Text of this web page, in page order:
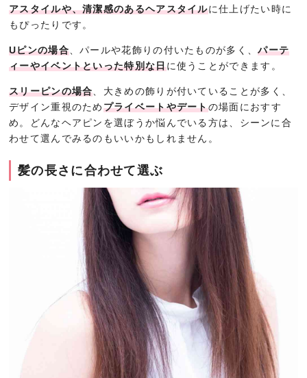
アスタイルや、清潔感のあるヘアスタイルに仕上げたい時に
もぴったりです。
Uピンの場合、パールや花飾りの付いたものが多く、パーテ
ィーやイベントといった特別な日に使うことができます。
スリーピンの場合 、大きめの飾りが付いていることが多く、
デザイン重視のためプライベートやデートの場面におすす
め。どんなヘアピンを選ぼうか悩んでいる方は、シーンに合
わせて選んでみるのもいいかもしれません。
髪の長さに合わせて選ぶ